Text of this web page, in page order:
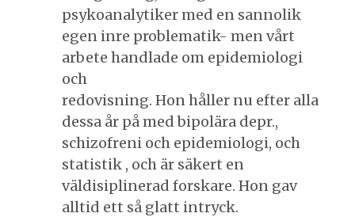
psykoanalytiker med en sannolik
egen inre problematik- men vårt
arbete handlade om epidemiologi
och
redovisning. Hon håller nu efter alla
dessa år på med bipolära depr.,
schizofreni och epidemiologi, och
statistik , och är säkert en
väldisiplinerad forskare. Hon gav
alltid ett så glatt intryck.